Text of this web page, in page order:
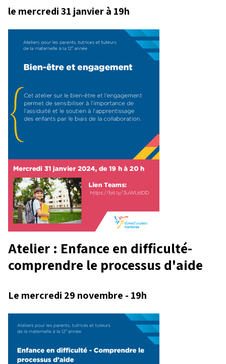
le mercredi 31 janvier à 19h
Atelier : Enfance en difficulté-
comprendre le processus d'aide
Le mercredi 29 novembre - 19h